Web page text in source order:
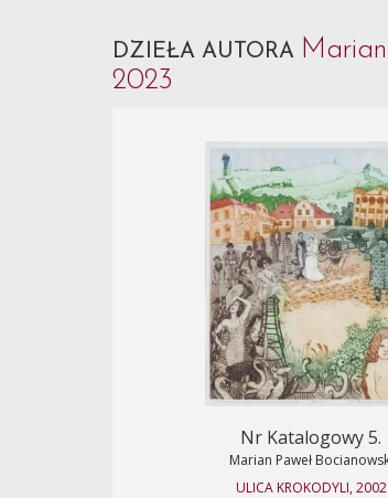
DZIEŁA AUTORA Marian
2023
Nr Katalogowy 5.
Marian Paweł
ULICA KROKODYLI, 2002